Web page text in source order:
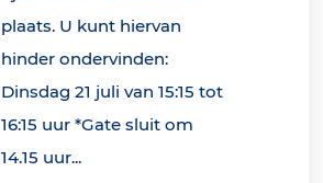
plaats. U kunt hiervan
hinder ondervinden:
Dinsdag 21 juli van 15:15 tot
16:15 uur *Gate sluit om
14.15 uur...